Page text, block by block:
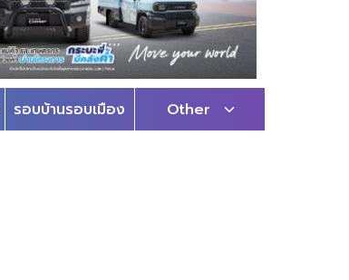
รอบบ้านรอบเมือง Other